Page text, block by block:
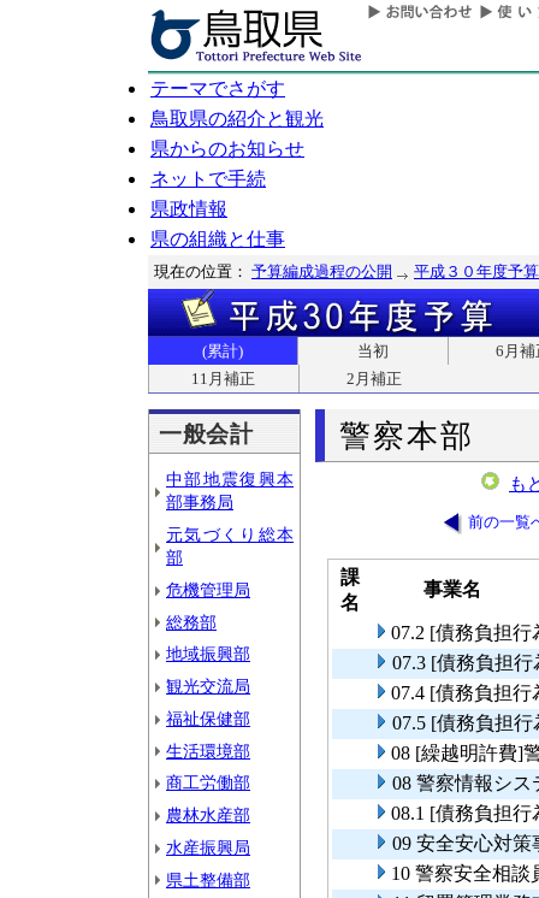
テーマでさがす
鳥取県の紹介と観光
県からのお知らせ
ネットで手続
県政情報
県の組織と仕事
現在の位置： 予算編成過程の公開 平成３０年度予算
(累計) 当初
6月補
11月補正
2月補正
一般会計
中部地震復興本
部事務局
元気づくり総本
部
危機管理局
総務部
地域振興部
観光交流局
福祉保健部
生活環境部
商工労働部
農林水産部
水産振興局
県土整備部
警察本部
も
前の一覧
課
名
事業名
07.2 [債務負担
07.3 [債務負担
07.4 [債務負担
07.5 [債務負担
08 [繰越明許費]
08 警察情報シ
08.1 [債務負担
09 安全安心対策
10 警察安全相談